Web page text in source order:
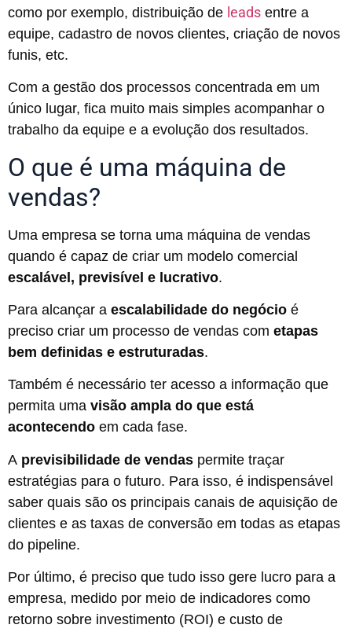
como por exemplo, distribuição de leads entre a
equipe, cadastro de novos clientes, criação de novos
funis, etc.
Com a gestão dos processos concentrada em um
único lugar, fica muito mais simples acompanhar o
trabalho da equipe e a evolução dos resultados.
O que é uma máquina de
vendas?
Uma empresa se torna uma máquina de vendas
quando é capaz de criar um modelo comercial
escalável, previsível e lucrativo.
Para alcançar a escalabilidade do negócio é
preciso criar um processo de vendas com etapas
bem definidas e estruturadas.
Também é necessário ter acesso a informação que
permita uma visão ampla do que está
acontecendo em cada fase.
A previsibilidade de vendas permite traçar
estratégias para o futuro. Para isso, é indispensável
saber quais são os principais canais de aquisição de
clientes e as taxas de conversão em todas as etapas
do pipeline.
Por último, é preciso que tudo isso gere lucro para a
empresa, medido por meio de indicadores como
retorno sobre investimento (ROI) e custo de